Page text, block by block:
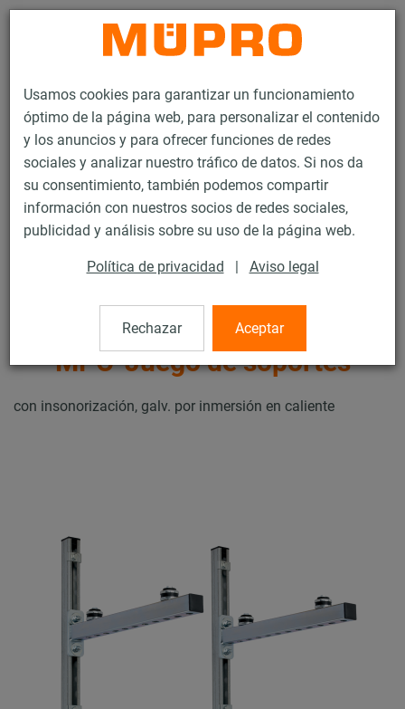
Usamos cookies para garantizar un funcionamiento
óptimo de la página web, para personalizar el contenido
y los anuncios y para ofrecer funciones de redes
sociales y analizar nuestro tráfico de datos. Si nos da
su consentimiento, también podemos compartir
información con nuestros socios de redes sociales,
publicidad y análisis sobre su uso de la página web.
Política de privacidad | Aviso legal
Rechazar Aceptar
Productos
Tecnología de soportación
Productos galv. por inmersión en caliente
Carriles de instalación galvanizados por inmersión en caliente
MPC-Juego de soportes
con insonorización, galv. por inmersión en caliente